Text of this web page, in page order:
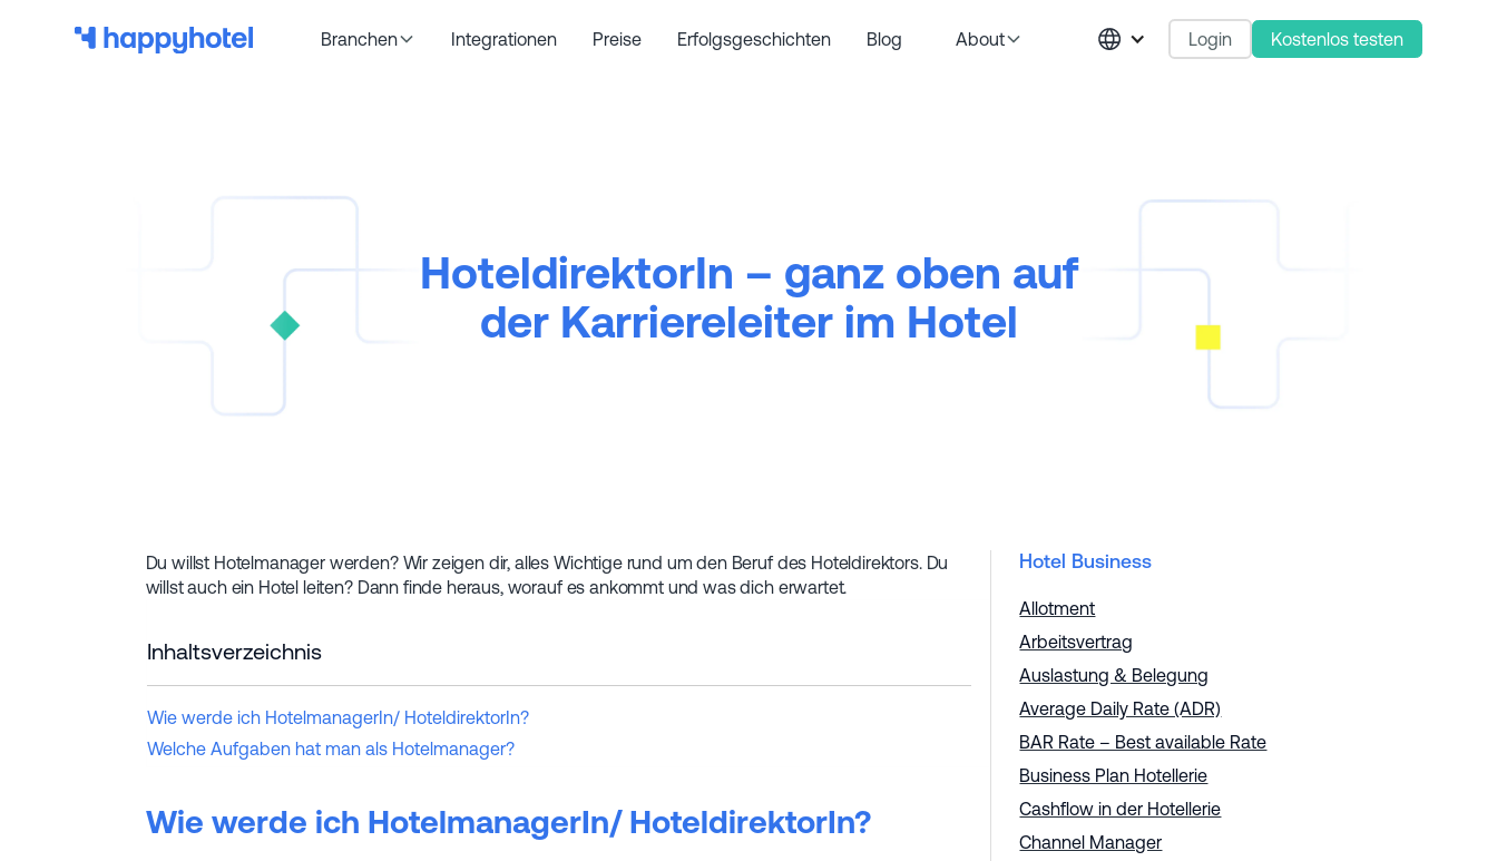
Branchen Integrationen Preise Erfolgsgeschichten Blog About Login Kostenlos testen
HoteldirektorIn – ganz oben auf
der Karriereleiter im Hotel
Du willst Hotelmanager werden? Wir zeigen dir, alles Wichtige rund um den Beruf des Hoteldirektors. Du
willst auch ein Hotel leiten? Dann finde heraus, worauf es ankommt und was dich erwartet.
Inhaltsverzeichnis
Wie werde ich HotelmanagerIn/ HoteldirektorIn?
Welche Aufgaben hat man als Hotelmanager?
Wie werde ich HotelmanagerIn/ HoteldirektorIn?
Hotel Business
Allotment
Arbeitsvertrag
Auslastung & Belegung
Average Daily Rate (ADR)
BAR Rate – Best available Rate
Business Plan Hotellerie
Cashflow in der Hotellerie
Channel Manager